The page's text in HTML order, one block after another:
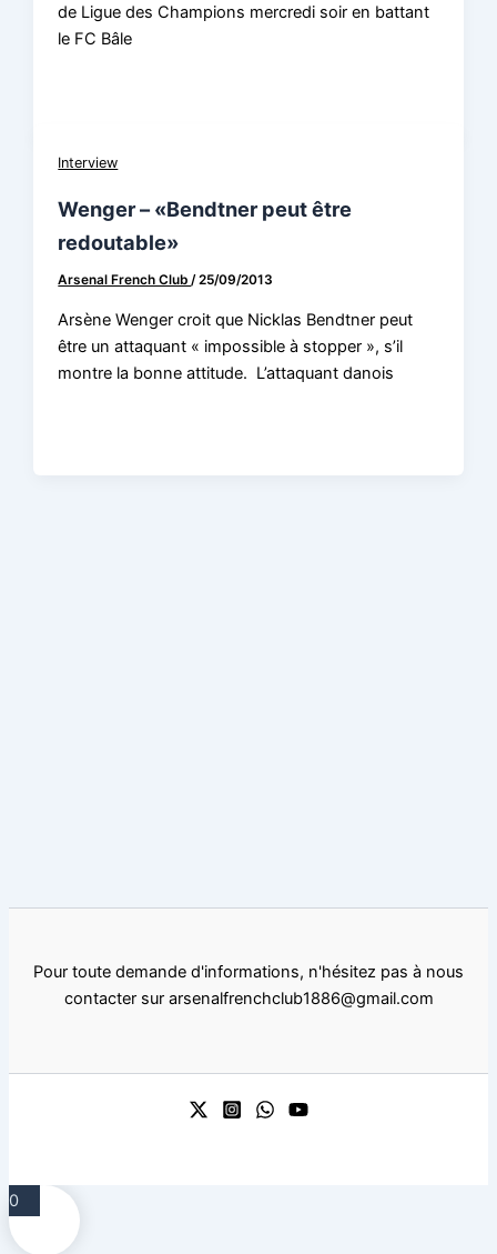
de Ligue des Champions mercredi soir en battant
le FC Bâle
Interview
Wenger – «Bendtner peut être
redoutable»
Arsenal French Club/25/09/2013
Arsène Wenger croit que Nicklas Bendtner peut
être un attaquant « impossible à stopper », s’il
montre la bonne attitude. L’attaquant danois
Pour toute demande d'informations, n'hésitez pas à nous
contacter sur arsenalfrenchclub1886@gmail.com
0